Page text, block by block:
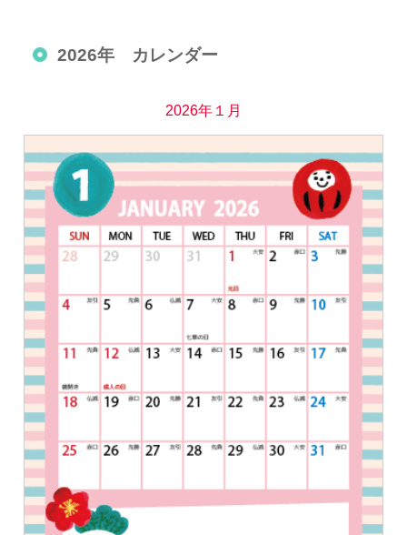
2026年 カレンダー
2026年１月